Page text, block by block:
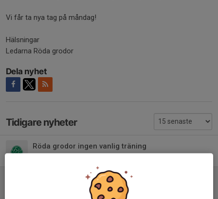
Vi får ta nya tag på måndag!
Hälsningar
Ledarna Röda grodor
Dela nyhet
Tidigare nyheter
Röda grodor ingen vanlig träning
Inställd träning 13/5
0